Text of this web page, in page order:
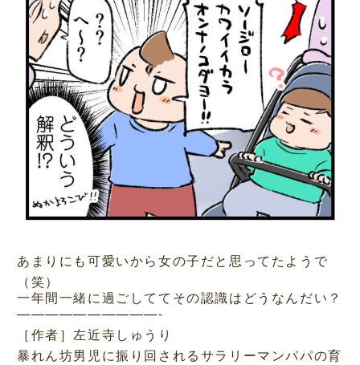
あまりにも可愛いから女の子だと思ってたようで
（笑）
一年間一緒に過ごしててその認識はどうなんだい？
——————————-
［作者］左近寺しゅうり
暴れん坊男児に振り回されるサラリーマンパパの育